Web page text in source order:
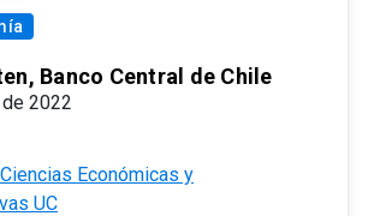
Banco Central de Chile
2022
Económicas y
UC